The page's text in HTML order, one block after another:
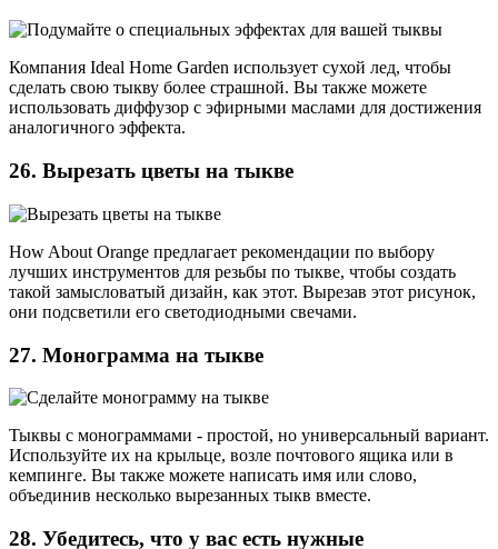
Компания Ideal Home Garden использует сухой лед, чтобы
сделать свою тыкву более страшной. Вы также можете
использовать диффузор с эфирными маслами для достижения
аналогичного эффекта.
26. Вырезать цветы на тыкве
How About Orange предлагает рекомендации по выбору
лучших инструментов для резьбы по тыкве, чтобы создать
такой замысловатый дизайн, как этот. Вырезав этот рисунок,
они подсветили его светодиодными свечами.
27. Монограмма на тыкве
Тыквы с монограммами - простой, но универсальный вариант.
Используйте их на крыльце, возле почтового ящика или в
кемпинге. Вы также можете написать имя или слово,
объединив несколько вырезанных тыкв вместе.
28. Убедитесь, что у вас есть нужные